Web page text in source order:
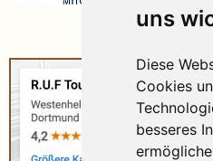
uns
Diese
Cookies
besseres